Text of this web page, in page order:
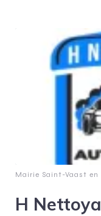
Mairie Saint-Vaast en
H